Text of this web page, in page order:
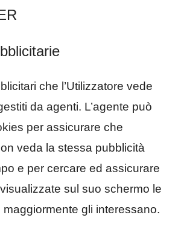
che l’Utilizzatore vede
da agenti. L’agente può
per assicurare che
veda la stessa pubblicità
e per cercare ed assicurare
sul suo schermo le
gli interessano.